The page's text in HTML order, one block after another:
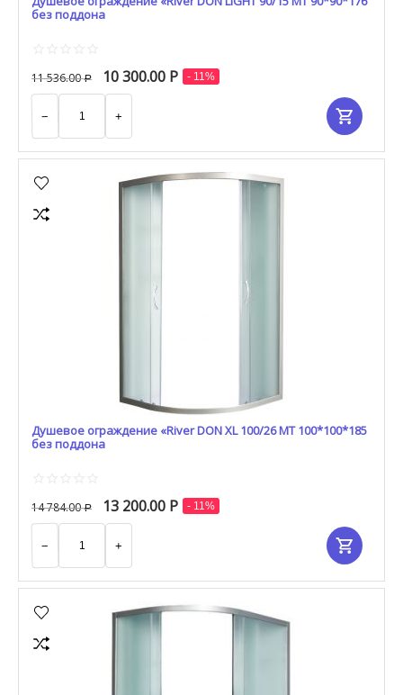
без поддона
11 536.00 Р 10 300.00 Р - 11%
+
−
Душевое ограждение «River DON XL 100/26 МТ 100*100*185
без поддона
14 784.00 Р 13 200.00 Р - 11%
+
−